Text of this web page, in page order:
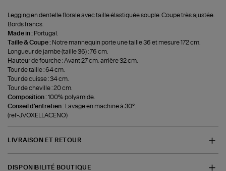
Legging en dentelle florale avec taille élastiquée souple. Coupe très ajustée.
Bords francs.
Made in : Portugal.
Taille & Coupe : Notre mannequin porte une taille 36 et mesure 172 cm.
Longueur de jambe (taille 36) : 76 cm.
Hauteur de fourche : Avant 27 cm, arrière 32 cm.
Tour de taille : 64 cm.
Tour de cuisse : 34 cm.
Tour de cheville : 20 cm.
Composition :100% polyamide.
Conseil d'entretien :
Lavage en machine à 30°.
(ref-JVOXELLACENO)
LIVRAISON ET RETOUR
DISPONIBILITÉ BOUTIQUE